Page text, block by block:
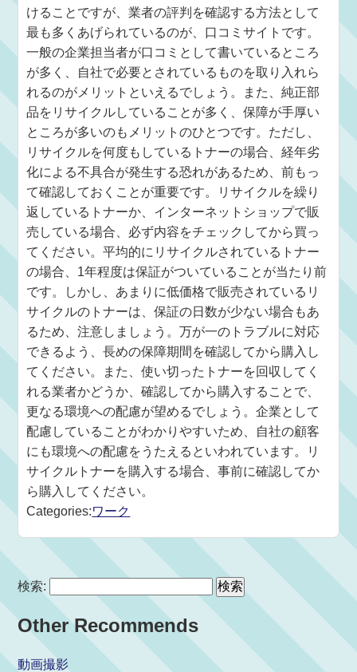
けることですが、業者の評判を確認する方法として
最も多くあげられているのが、口コミサイトです。
一般の企業担当者が口コミとして書いているところ
が多く、自社で必要とされているものを取り入れら
れるのがメリットといえるでしょう。また、純正部
品をリサイクルしていることが多く、保障が手厚い
ところが多いのもメリットのひとつです。ただし、
リサイクルを何度もしているトナーの場合、経年劣
化による不具合が発生する恐れがあるため、前もっ
て確認しておくことが重要です。リサイクルを繰り
返しているトナーか、インターネットショップで販
売している場合、必ず内容をチェックしてから買っ
てください。平均的にリサイクルされているトナー
の場合、1年程度は保証がついていることが当たり前
です。しかし、あまりに低価格で販売されているリ
サイクルのトナーは、保証の日数が少ない場合もあ
るため、注意しましょう。万が一のトラブルに対応
できるよう、長めの保障期間を確認してから購入し
てください。また、使い切ったトナーを回収してく
れる業者かどうか、確認してから購入することで、
更なる環境への配慮が望めるでしょう。企業として
配慮していることがわかりやすいため、自社の顧客
にも環境への配慮をうたえるといわれています。リ
サイクルトナーを購入する場合、事前に確認してか
ら購入してください。
Categories:ワーク
検索:
Other Recommends
動画撮影